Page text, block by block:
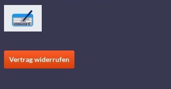
Vertrag widerrufen